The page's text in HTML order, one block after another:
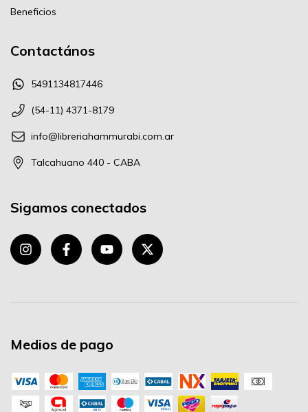
Beneficios
Contactános
5491134817446
(54-11) 4371-8179
info@libreriahammurabi.com.ar
Talcahuano 440 - CABA
Sigamos conectados
Medios de pago